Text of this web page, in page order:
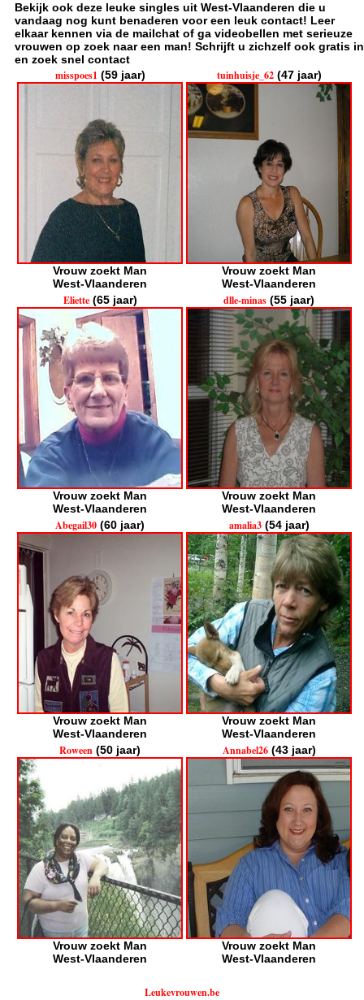
Bekijk ook deze leuke singles uit West-Vlaanderen die u
vandaag nog kunt benaderen voor een leuk contact! Leer
elkaar kennen via de mailchat of ga videobellen met serieuze
vrouwen op zoek naar een man! Schrijft u zichzelf ook gratis in
en zoek snel contact
misspoes1 (59 jaar)
Vrouw zoekt Man
West-Vlaanderen
tuinhuisje_62(47 jaar)
Vrouw zoekt Man
West-Vlaanderen
Eliette(65 jaar)
Vrouw zoekt Man
West-Vlaanderen
dlle-minas (55 jaar)
Vrouw zoekt Man
West-Vlaanderen
Abegail30 (60 jaar)
Vrouw zoekt Man
West-Vlaanderen
amalia3(54 jaar)
Vrouw zoekt Man
West-Vlaanderen
Roween (50 jaar)
Vrouw zoekt Man
West-Vlaanderen
Annabel26(43 jaar)
Vrouw zoekt Man
West-Vlaanderen
Leukevrouwen.be